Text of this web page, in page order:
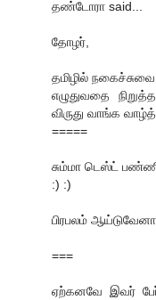
தண்டோரா said...
தோழர்,
தமிழில்
எழுதுவதை
விருது வாங்க
=====
சும்மா டெஸ்ட்
:) :)
பிரபலம்
===
ஏற்கனவே இவர்